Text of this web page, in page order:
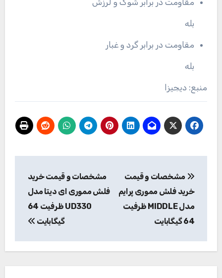
مقاومت در برابر شوک و لرزش
بله
مقاومت در برابر گرد و غبار
بله
منبع: دیجیزا
نوشته
مشخصات و قیمت
خرید فلش مموری پرایم
مدل MIDDLE ظرفیت
64 گیگابایت
مشخصات و قیمت خرید
فلش مموری ای دیتا مدل
UD330 ظرفیت 64
گیگابایت